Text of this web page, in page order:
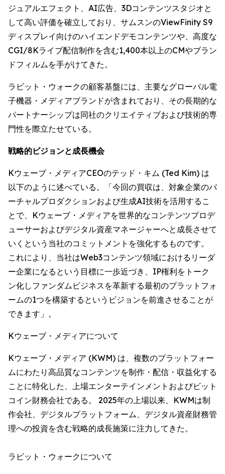
ジュアルエフェクト、AI広告、3Dコンテンツスタジオと
して高い評価を確立しており、サムスンのViewFinity S9
ディスプレイ向けのハイエンドデモコンテンツや、高度な
CGI/8Kライブ配信制作を含む1,400本以上のCMやブラン
ドフィルムを手がけてきた。
ラビット・ウォークの顧客基盤には、主要なグローバル電
子機器・メディアブランドが含まれており、その長期的な
パートナーシップは同社のクリエイティブおよび技術的専
門性を際立たせている。
戦略的ビジョンと成長機会
Kウェーブ・メディアCEOのテッド・キム (Ted Kim) は
以下のように述べている。「今回の買収は、対象企業のバ
ーチャルプロダクションおよび生成AI技術を活用するこ
とで、Kウェーブ・メディアを世界的なコンテンツプロデ
ューサーおよびデジタル資産マネージャーへと成長させて
いくという当社のコミットメントを強化するものです。
これにより、当社はWeb3コンテンツ領域におけるリーダ
ー企業になるという目標に一歩近づき、IP権利をトーク
ン化しファンダムビジネスを革新する最初のプラットフォ
ームの1つを構築するというビジョンを前進させることが
できます」。
Kウェーブ・メディアについて
Kウェーブ・メディア (KWM) は、複数のプラットフォー
ムにわたり高品質なコンテンツを制作・配信・収益化する
ことに特化した、上場エンターテインメントおよびビット
コイン財務会社である。 2025年の上場以来、KWMは制
作会社、デジタルプラットフォーム、デジタル資産財務管
理への投資を含む戦略的成長施策に注力してきた。
ラビット・ウォークについて